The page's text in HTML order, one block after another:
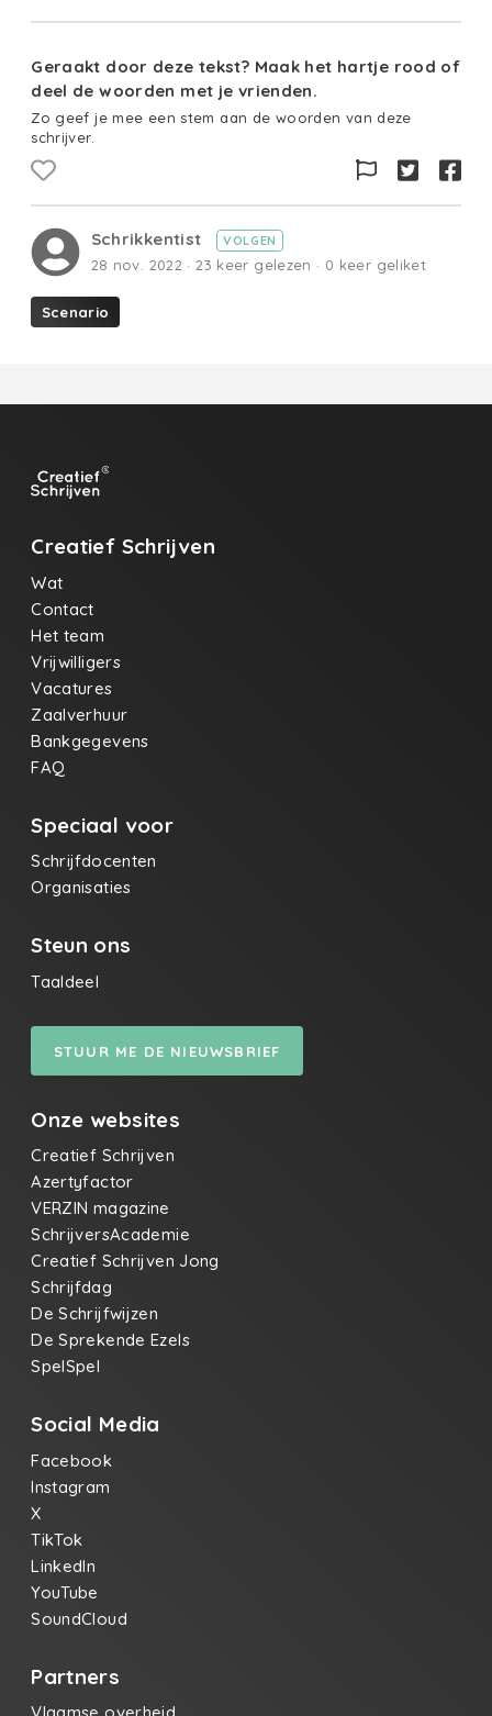
Geraakt door deze tekst? Maak het hartje rood of
deel de woorden met je vrienden.
Zo geef je mee een stem aan de woorden van deze
schrijver.
Schrikkentist VOLGEN
28 nov. 2022 · 23 keer gelezen · 0 keer geliket
Scenario
Creatief Schrijven
Wat
Contact
Het team
Vrijwilligers
Vacatures
Zaalverhuur
Bankgegevens
FAQ
Speciaal voor
Schrijfdocenten
Organisaties
Steun ons
Taaldeel
STUUR ME DE NIEUWSBRIEF
Onze websites
Creatief Schrijven
Azertyfactor
VERZIN magazine
SchrijversAcademie
Creatief Schrijven Jong
Schrijfdag
De Schrijfwijzen
De Sprekende Ezels
SpelSpel
Social Media
Facebook
Instagram
X
TikTok
LinkedIn
YouTube
SoundCloud
Partners